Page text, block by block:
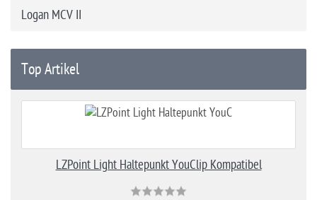
Logan MCV II
Top Artikel
LZPoint Light Haltepunkt YouClip Kompatibel